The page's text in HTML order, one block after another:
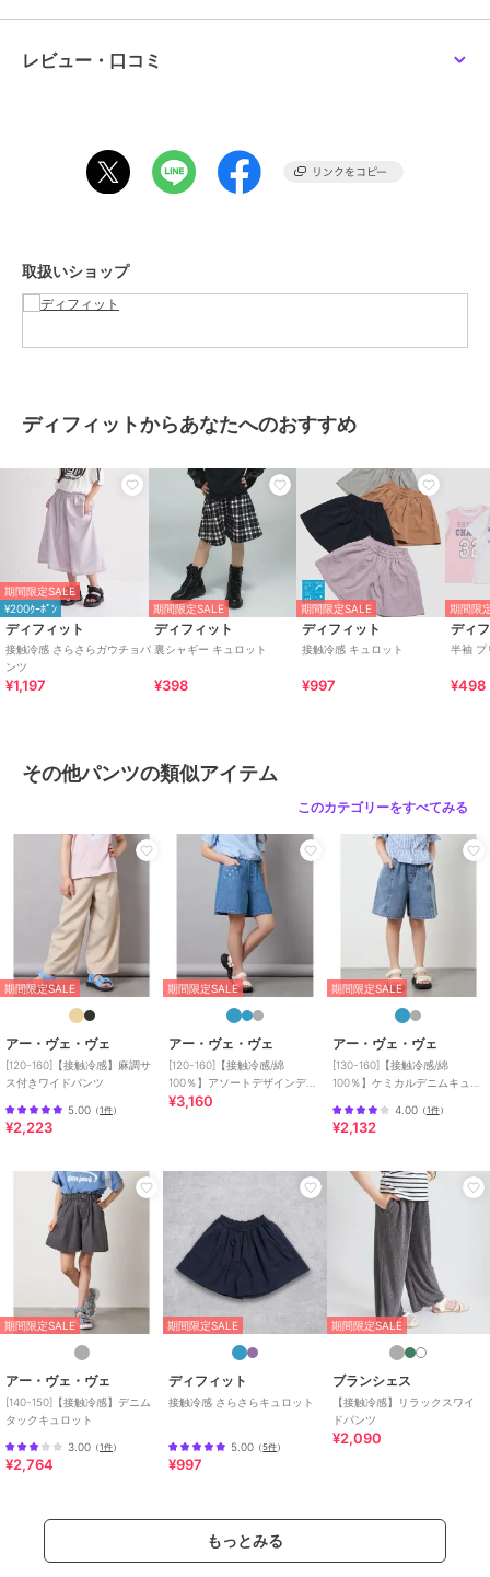
商品の色味は、商品単品画像をご参照下さい。
ブランド ディフィット
ディフィット
性別タイプ
サイズ 110,120,130,140,150,160
8％
商品のお取り扱い方法
原産国
レビュー・口コミ
取扱いショップ
ディフィットからあなたへのおすすめ
期間限定SALE
¥200ｸｰﾎﾟﾝ
ディフィット
接触冷感 さらさらガウチョパ
ンツ
¥1,197
期間限定SALE
ディフィット
裏シャギー キュロット
¥398
期間限定SALE
ディフィット
接触冷感 キュロット
¥997
期間限
ディ
半袖 プ
¥498
その他パンツの類似アイテム
このカテゴリーをすべてみる
期間限定SALE
アー・ヴェ・ヴェ
[120-160]【接触冷感】麻調サ
ス付きワイドパンツ
5.00 （1件）
¥2,223
期間限定SALE
アー・ヴェ・ヴェ
[120-160]【接触冷感/綿
100％】アソートデザインデニ
ムキュロット
¥3,160
期間限定SALE
アー・ヴェ・ヴェ
[130-160]【接触冷感/綿
100％】ケミカルデニムキュロ
4.00（1件）
¥2,132
期間限定SALE
アー・ヴェ・ヴェ
[140-150]【接触冷感】デニム
タックキュロット
3.00 （1件）
¥2,764
期間限定SALE
ディフィット
接触冷感 さらさらキュロット
5.00 （5件）
¥997
期間限定SALE
ブランシェス
【接触冷感】リラックスワイ
ドパンツ
¥2,090
もっとみる